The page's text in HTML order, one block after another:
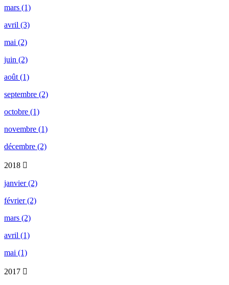
mars (1)
avril (3)
mai (2)
juin (2)
août (1)
septembre (2)
octobre (1)
novembre (1)
décembre (2)
2018
janvier (2)
février (2)
mars (2)
avril (1)
mai (1)
2017